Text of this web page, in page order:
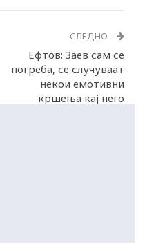
СЛЕДНО
Ефтов: Заев сам се
погреба, се случуваат
некои емотивни
кршења кај него